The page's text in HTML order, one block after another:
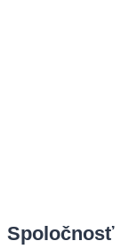
Spoločnosť